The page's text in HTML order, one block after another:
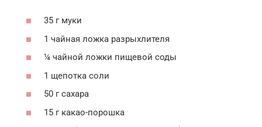
35 г муки
1 чайная ложка разрыхлителя
¼ чайной ложки пищевой соды
1 щепотка соли
50 г сахара
15 г какао-порошка